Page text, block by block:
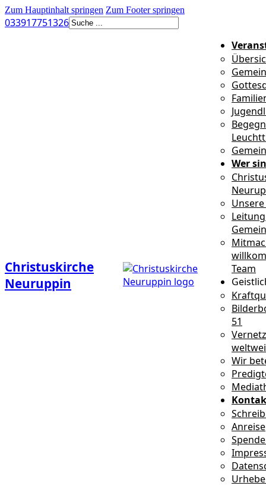
Zum Hauptinhalt springen Zum Footer springen
033917751326Suchen
Christuskirche
Neuruppin
Wer
Team
51
Wir
Anreise